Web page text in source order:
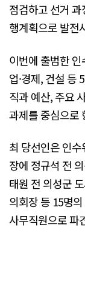
점검하고 선거
행계획으로 발전
이번에 출범한 인
업·경제, 건설 등
직과 예산, 주요
과제를 중심으로
최 당선인은 인
장에 정규석 전
태원 전 의성군
의회장 등 15명
사무직원으로 파